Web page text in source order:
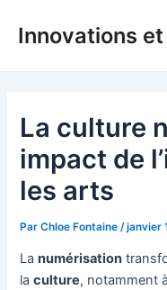
Innovations
La culture
impact de
les arts
ParChloe Fontaine /janvier
Lanumérisation
laculture, notamment